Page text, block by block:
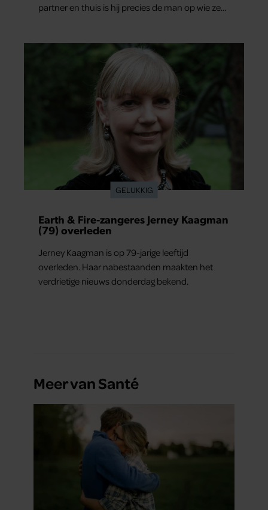
partner en thuis is hij precies de man op wie ze
ze samen onder de mensen zijn.
GELUKKIG
Earth & Fire-zangeres Jerney Kaagman
(79) overleden
Jerney Kaagman is op 79-jarige leeftijd
overleden. Haar nabestaanden maakten het
verdrietige nieuws donderdag bekend.
Meer van Santé